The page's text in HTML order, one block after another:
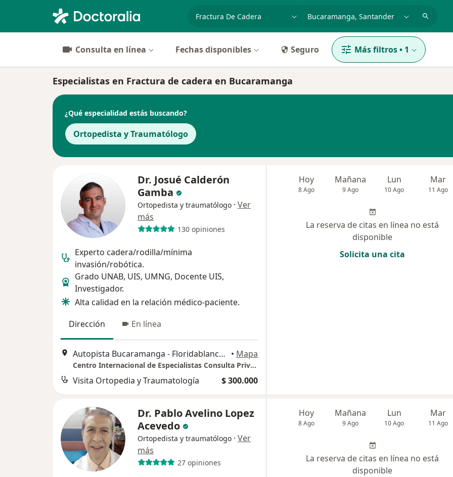
Consulta en línea Fechas disponibles Seguro Más filtros• 1
Especialistas en Fractura de cadera en Bucaramanga
¿Qué especialidad estás buscando?
Ortopedista y Traumatólogo
Dr. Josué Calderón
Gamba
Ortopedista y traumatólogo · Ver
más
130 opiniones
Experto cadera/rodilla/mínima
invasión/robótica.
Grado UNAB, UIS, UMNG, Docente UIS,
Investigador.
Alta calidad en la relación médico-paciente.
Dirección
En línea
Autopista Bucaramanga - Floridablanca, Bucaramanga • Mapa
Centro Internacional de Especialistas Consulta Privada
Visita Ortopedia y Traumatología $ 300.000
Hoy
8 Ago
Mañana
9 Ago
Lun
10 Ago
Mar
11 Ago
La reserva de citas en línea no está
disponible
Solicita una cita
Dr. Pablo Avelino Lopez
Acevedo
Ortopedista y traumatólogo · Ver
más
27 opiniones
Hoy
8 Ago
Mañana
9 Ago
Lun
10 Ago
Mar
11 Ago
La reserva de citas en línea no está
disponible